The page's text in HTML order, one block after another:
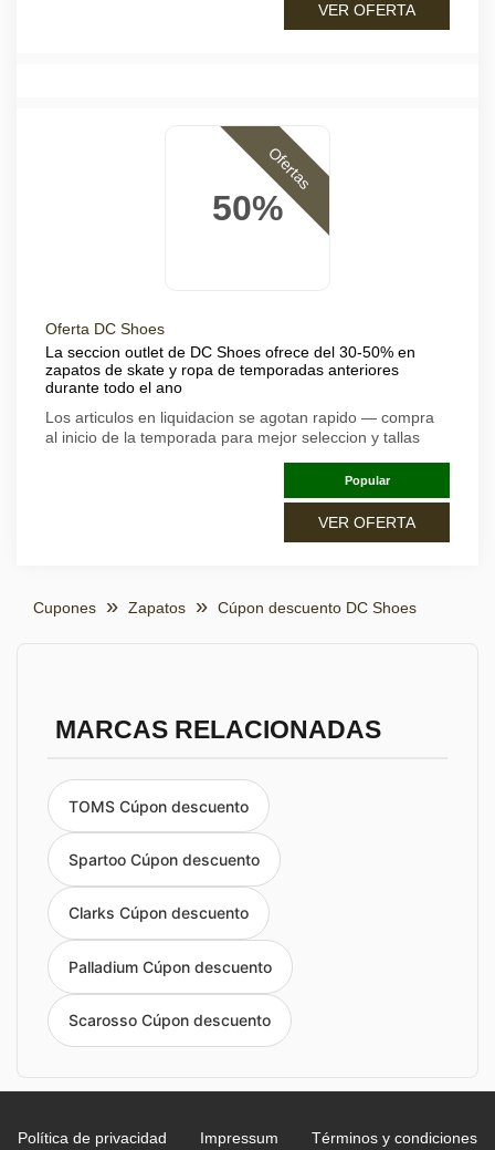
VER OFERTA
50%
Ofertas
Oferta DC Shoes
La seccion outlet de DC Shoes ofrece del 30-50% en
zapatos de skate y ropa de temporadas anteriores
durante todo el ano
Los articulos en liquidacion se agotan rapido — compra
al inicio de la temporada para mejor seleccion y tallas
Popular
VER OFERTA
Cupones Zapatos Cúpon descuento DC Shoes
MARCAS RELACIONADAS
TOMS Cúpon descuento
Spartoo Cúpon descuento
Clarks Cúpon descuento
Palladium Cúpon descuento
Scarosso Cúpon descuento
Política de privacidad Impressum Términos y condiciones